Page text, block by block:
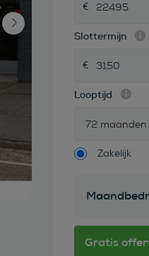
Slottermijn
Looptijd
72 maanden
Zakelijk